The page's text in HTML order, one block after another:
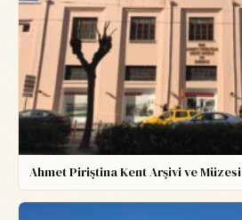
Ahmet Piriştina Kent Arşivi ve Müzesi